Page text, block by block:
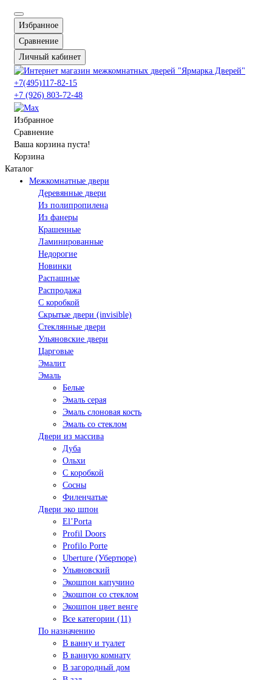
Избранное
Сравнение
Личный кабинет
+7(495)117-82-15
+7 (926) 803-72-48
Избранное
Сравнение
Ваша корзина пуста!
Корзина
Каталог
Межкомнатные двери
Деревянные двери
Из полипропилена
Из фанеры
Крашенные
Ламинированные
Недорогие
Новинки
Распашные
Распродажа
С коробкой
Скрытые двери (invisible)
Стеклянные двери
Ульяновские двери
Царговые
Эмалит
Эмаль
Белые
Эмаль серая
Эмаль слоновая кость
Эмаль со стеклом
Двери из массива
Дуба
Ольхи
С коробкой
Сосны
Филенчатые
Двери эко шпон
El’Porta
Profil Doors
Profilo Porte
Uberture (Убертюре)
Ульяновский
Экошпон капучино
Экошпон со стеклом
Экошпон цвет венге
Все категории (11)
По назначению
В ванну и туалет
В ванную комнату
В загородный дом